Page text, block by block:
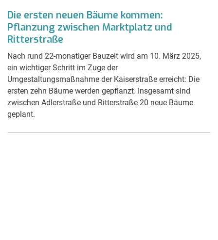
Die ersten neuen Bäume kommen:
Pflanzung zwischen Marktplatz und
Ritterstraße
Nach rund 22-monatiger Bauzeit wird am 10. März 2025,
ein wichtiger Schritt im Zuge der
Umgestaltungsmaßnahme der Kaiserstraße erreicht: Die
ersten zehn Bäume werden gepflanzt. Insgesamt sind
zwischen Adlerstraße und Ritterstraße 20 neue Bäume
geplant.